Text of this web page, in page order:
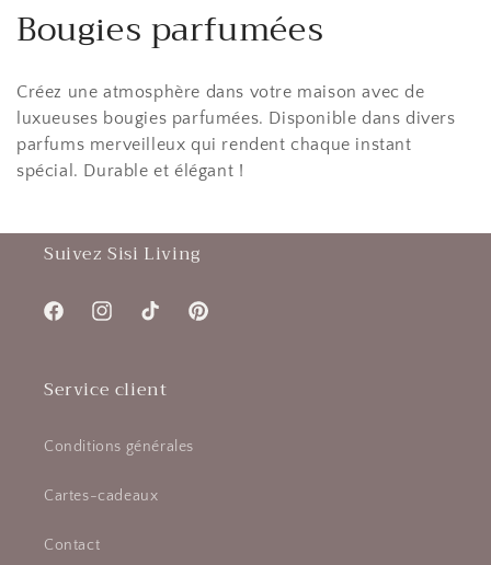
Bougies parfumées
Créez une atmosphère dans votre maison avec de
luxueuses bougies parfumées. Disponible dans divers
parfums merveilleux qui rendent chaque instant
spécial. Durable et élégant !
Suivez Sisi Living
FacebookInstagramTikTok Pinterest
Service client
Conditions générales
Cartes-cadeaux
Contact